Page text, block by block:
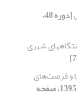
[دوره 48،
شهری
و فرصت‌های
[دوره 48، شماره 1، 1395، صفحه